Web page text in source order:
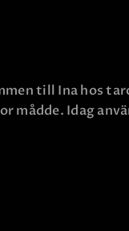
till Ina hos
mådde. Idag